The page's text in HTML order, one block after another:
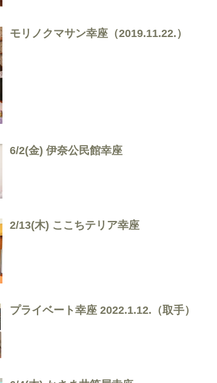
モリノクマサン幸座（2019.11.22.）
6/2(金) 伊奈公民館幸座
2/13(木) ここちテリア幸座
プライベート幸座 2022.1.12.（取手）